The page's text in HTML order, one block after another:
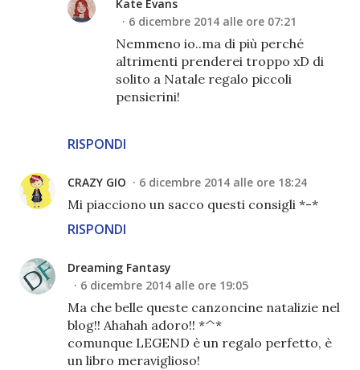
RISPONDI
Kate Evans
6 dicembre 2014 alle ore 07:21
Nemmeno io..ma di più perché
altrimenti prenderei troppo xD di
solito a Natale regalo piccoli
pensierini!
CRAZY GIO 6 dicembre 2014 alle ore 18:24
Mi piacciono un sacco questi consigli *-*
RISPONDI
Dreaming Fantasy
6 dicembre 2014 alle ore 19:05
Ma che belle queste canzoncine natalizie nel
blog!! Ahahah adoro!! *^*
comunque LEGEND è un regalo perfetto, è
un libro meraviglioso!